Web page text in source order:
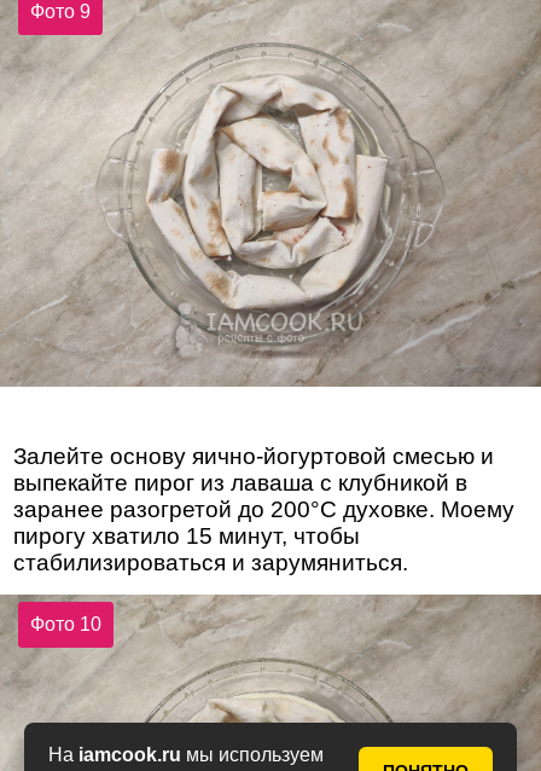
На iamcook.ru мы используем
Фото 9
Залейте основу яично-йогуртовой смесью и
выпекайте пирог из лаваша с клубникой в
заранее разогретой до 200°С духовке. Моему
пирогу хватило 15 минут, чтобы
стабилизироваться и зарумяниться.
Фото 10